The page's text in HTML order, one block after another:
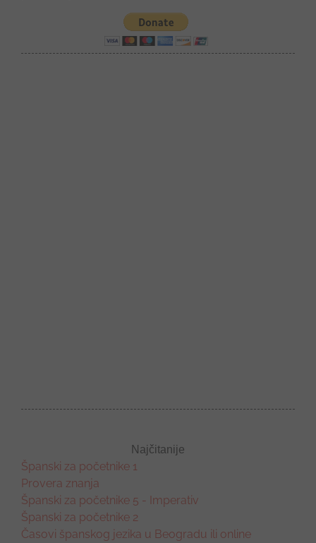
Najčitanije
Španski za početnike 1
Provera znanja
Španski za početnike 5 - Imperativ
Španski za početnike 2
Časovi španskog jezika u Beogradu ili online